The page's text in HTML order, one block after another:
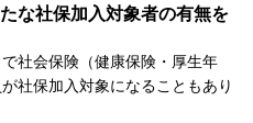
な社保加入対象者の有無を
社会保険（健康保険・厚生年
社保加入対象になることもあり